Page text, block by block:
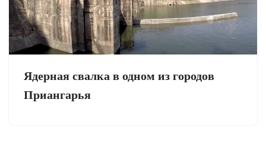
Ядерная свалка в одном из городов
Приангарья